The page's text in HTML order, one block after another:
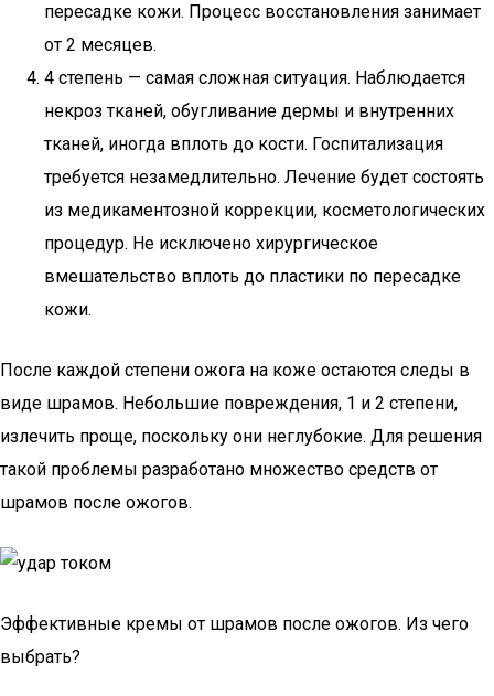
пересадке кожи. Процесс восстановления занимает
от 2 месяцев.
4 степень — самая сложная ситуация. Наблюдается
некроз тканей, обугливание дермы и внутренних
тканей, иногда вплоть до кости. Госпитализация
требуется незамедлительно. Лечение будет состоять
из медикаментозной коррекции, косметологических
процедур. Не исключено хирургическое
вмешательство вплоть до пластики по пересадке
кожи.
После каждой степени ожога на коже остаются следы в
виде шрамов. Небольшие повреждения, 1 и 2 степени,
излечить проще, поскольку они неглубокие. Для решения
такой проблемы разработано множество средств от
шрамов после ожогов.
Эффективные кремы от шрамов после ожогов. Из чего
выбрать?